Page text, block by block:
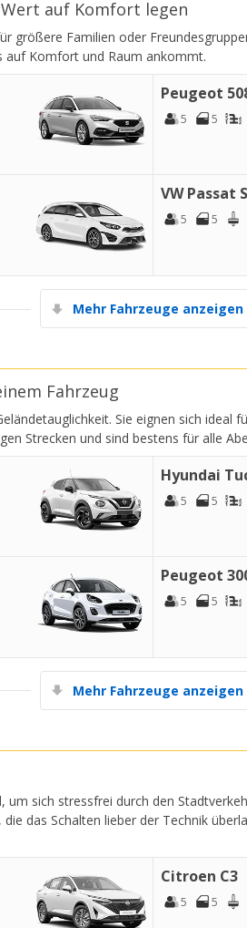
auf Komfort legen
größere Familien oder
auf Komfort und Raum ankommt.
Peugeot
5 5
VW Passat
5 5
Mehr Fahrzeuge anzeigen
Fahrzeug
Sie eignen sich ideal
Strecken und sind bestens für alle
Hyundai
5 5
Peugeot
5 5
Mehr Fahrzeuge anzeigen
um sich stressfrei durch den
das Schalten lieber der Technik
Citroen C3
5 5
zu exklusiven